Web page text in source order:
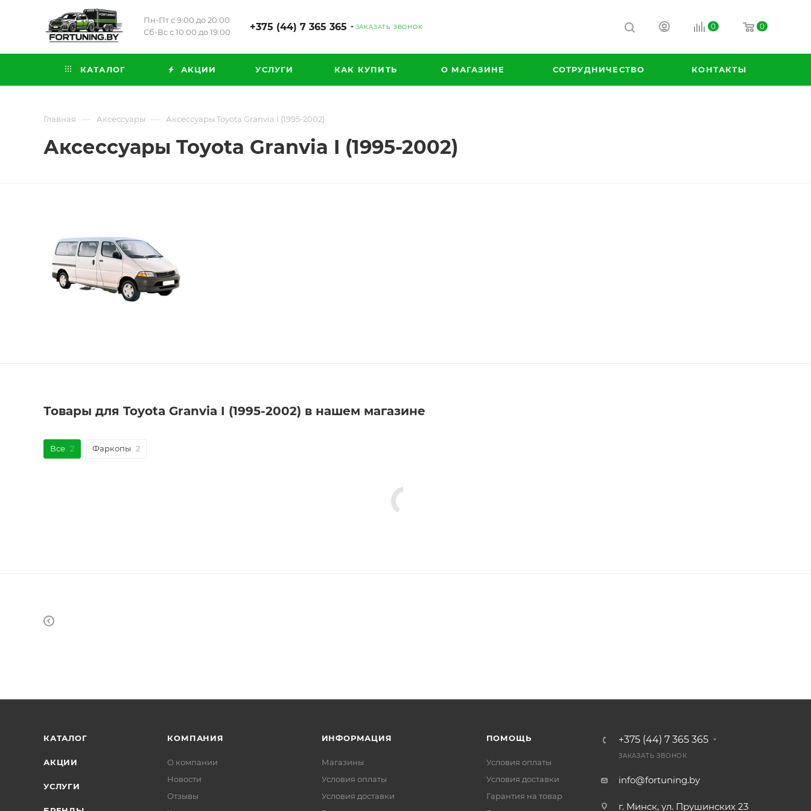
Пн-Пт с 9:00 до 20:00
Сб-Вс с 10:00 до 19:00
+375 (44) 7 365 365 ЗАКАЗАТЬ ЗВОНОК 0 0
КАТАЛОГ АКЦИИ УСЛУГИ КАК КУПИТЬ О МАГАЗИНЕ СОТРУДНИЧЕСТВО КОНТАКТЫ
Главная — Аксессуары — Аксессуары Toyota Granvia I (1995-2002)
Аксессуары Toyota Granvia I (1995-2002)
Товары для Toyota Granvia I (1995-2002) в нашем магазине
Все 2 Фаркопы 2
КАТАЛОГ
АКЦИИ
УСЛУГИ
КОМПАНИЯ
О компании
Новости
Отзывы
ИНФОРМАЦИЯ
Магазины
Условия оплаты
Условия доставки
ПОМОЩЬ
Условия оплаты
Условия доставки
Гарантия на товар
+375 (44) 7 365 365
ЗАКАЗАТЬ ЗВОНОК
info@fortuning.by
г. Минск, ул. Прушинских 23